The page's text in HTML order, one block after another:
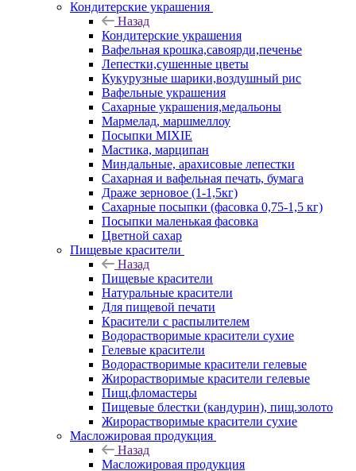
Кондитерские украшения
Назад
Кондитерские украшения
Вафельная крошка,савоярди,печенье
Лепестки,сушенные цветы
Кукурузные шарики,воздушный рис
Вафельные украшения
Сахарные украшения,медальоны
Мармелад, маршмеллоу
Посыпки MIXIE
Мастика, марципан
Миндальные, арахисовые лепестки
Сахарная и вафельная печать, бумага
Драже зерновое (1-1,5кг)
Сахарные посыпки (фасовка 0,75-1,5 кг)
Посыпки маленькая фасовка
Цветной сахар
Пищевые красители
Назад
Пищевые красители
Натуральные красители
Для пищевой печати
Красители с распылителем
Водорастворимые красители сухие
Гелевые красители
Водорастворимые красители гелевые
Жирорастворимые красители гелевые
Пищ.фломастеры
Пищевые блестки (кандурин), пищ.золото
Жирорастворимые красители сухие
Масложировая продукция
Назад
Масложировая продукция